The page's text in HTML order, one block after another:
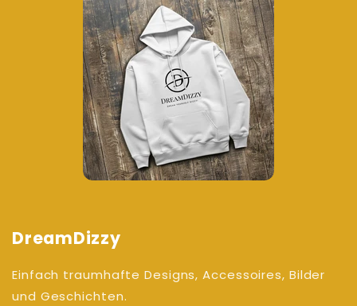
DreamDizzy
Einfach traumhafte Designs, Accessoires, Bilder
und Geschichten.